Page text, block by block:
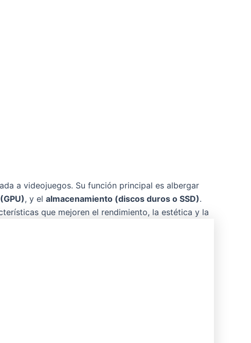
a videojuegos. Su función principal es albergar
, y el almacenamiento (discos duros o SSD).
que mejoren el rendimiento, la estética y la